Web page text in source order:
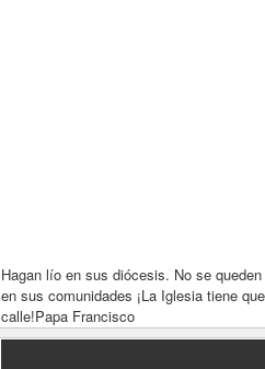
Hagan lío en sus diócesis. No se queden
en sus comunidades ¡La Iglesia tiene
calle!Papa Francisco